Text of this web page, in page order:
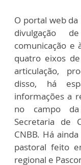
O portal web da
divulgação
comunicação e
quatro eixos
articulação,
disso, há
informações a
no campo
Secretaria de
CNBB. Há
pastoral feito
regional e